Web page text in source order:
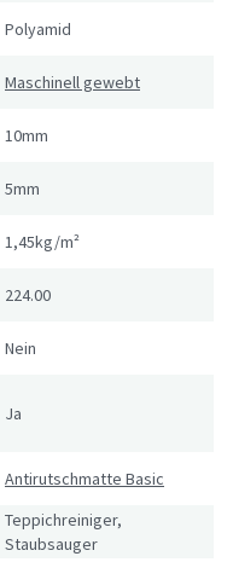
Polyamid
Maschinell gewebt
10mm
5mm
1,45kg/m²
224.00
Nein
Ja
Antirutschmatte Basic
Teppichreiniger,
Staubsauger